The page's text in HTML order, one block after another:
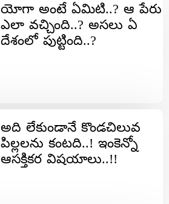
యోగా అంటే ఏమిటి..? ఆ పేరు
ఎలా వ‌చ్చింది..? అస‌లు ఏ
దేశంలో పుట్టింది..?
అది లేకుండానే కొండ‌చిలువ
పిల్ల‌ల‌ను కంట‌ది..! ఇంకెన్నో
ఆస‌క్తిక‌ర విష‌యాలు..!!